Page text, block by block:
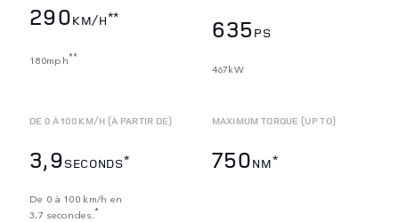
290KM/H**
180mph**
635 PS
467kW
DE 0 À 100 KM/H (À PARTIR DE)
3,9SECONDS*
De 0 à 100 km/h en
3,7 secondes. *
MAXIMUM TORQUE (UP TO)
750NM*